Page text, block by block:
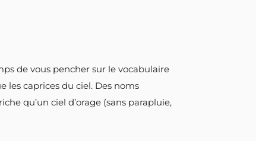
de vous pencher sur le vocabulaire
les caprices du ciel. Des noms
qu’un ciel d’orage (sans parapluie,